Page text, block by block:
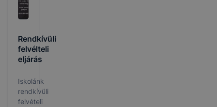
Rendkívüli
felvélteli
eljárás
Iskolánk
rendkívüli
felvételi